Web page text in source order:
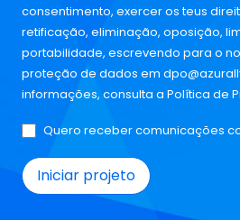
consentimento, exercer os teus
retificação, eliminação, oposição,
portabilidade, escrevendo para o
proteção de dados em
informações, consulta a Política de
Quero receber comunicações